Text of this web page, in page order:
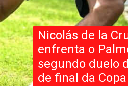
Nicolás de la
enfrenta o
segundo duelo
de final da